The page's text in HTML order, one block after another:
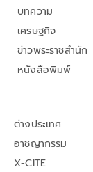
บทความ
เศรษฐกิจ
ข่าวพระราชสำนัก
หนังสือพิมพ์
ต่างประเทศ
อาชญากรรม
X-CITE